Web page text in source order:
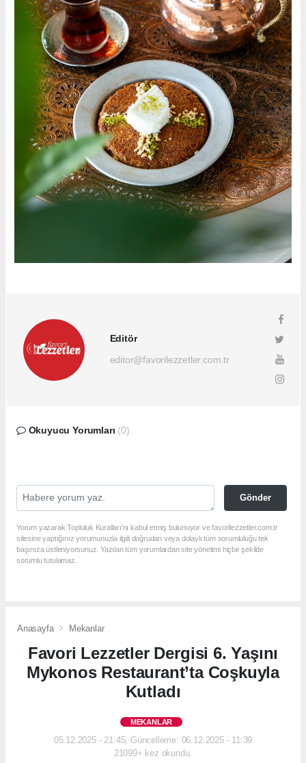
Editör
editor@favorilezzetler.com.tr
Okuyucu Yorumları (0)
Gönder
Yorum yazarak Topluluk Kuralları’nı kabul etmiş bulunuyor ve favorilezzetler.com.tr
sitesine yaptığınız yorumunuzla ilgili doğrudan veya dolaylı tüm sorumluluğu tek
başınıza üstleniyorsunuz. Yazılan tüm yorumlardan site yönetimi hiçbir şekilde
sorumlu tutulamaz.
Anasayfa Mekanlar
Favori Lezzetler Dergisi 6. Yaşını
Mykonos Restaurant’ta Coşkuyla
Kutladı
MEKANLAR
05.12.2025 - 21:45, Güncelleme: 06.12.2025 - 11:39
21099+ kez okundu.